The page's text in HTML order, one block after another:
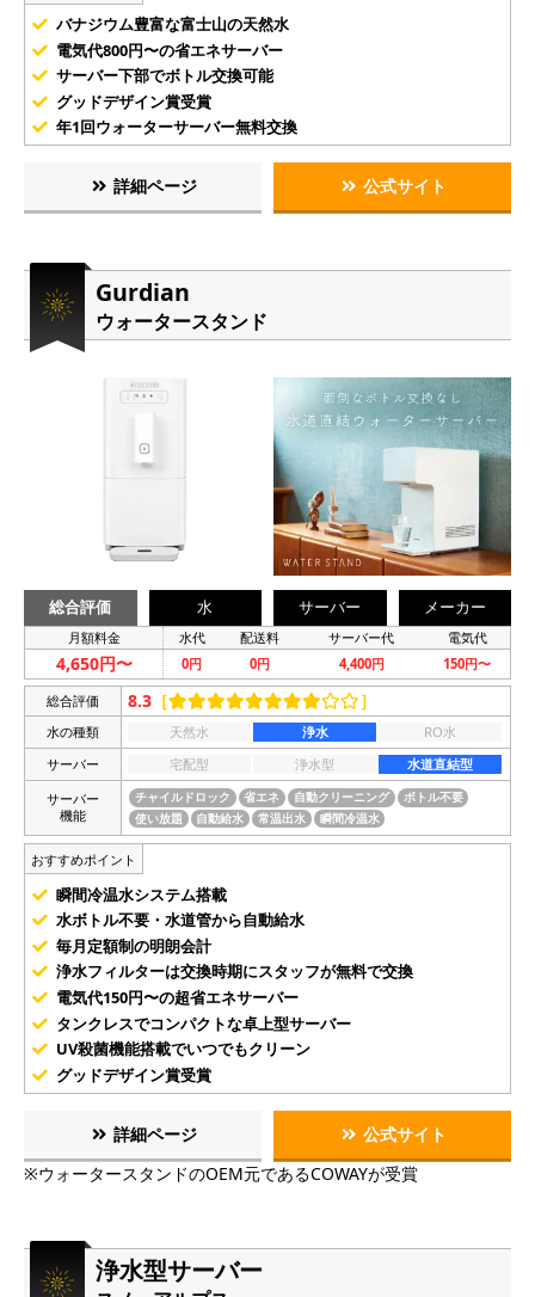
バナジウム豊富な富士山の天然水
電気代800円〜の省エネサーバー
サーバー下部でボトル交換可能
グッドデザイン賞受賞
年1回ウォーターサーバー無料交換
詳細ページ 公式サイト
Gurdian
ウォータースタンド
総合評価 水 サーバー メーカー
月額料金 水代 配送料 サーバー代 電気代
4,650円〜 0円 0円 4,400円 150円〜
総合評価 8.3 ［ ］
水の種類 天然水 浄水
RO水
サーバー
宅配型 浄水型
水道直結型
サーバー
機能
チャイルドロック 省エネ 自動クリーニング
ボトル不要
使い放題
自動給水 常温出水 瞬間冷温水
おすすめポイント
瞬間冷温水システム搭載
水ボトル不要・水道管から自動給水
毎月定額制の明朗会計
浄水フィルターは交換時期にスタッフが無料で交換
電気代150円〜の超省エネサーバー
タンクレスでコンパクトな卓上型サーバー
UV殺菌機能搭載でいつでもクリーン
グッドデザイン賞受賞
詳細ページ
公式サイト
※ウォータースタンドのOEM元であるCOWAYが受賞
浄水型サーバー